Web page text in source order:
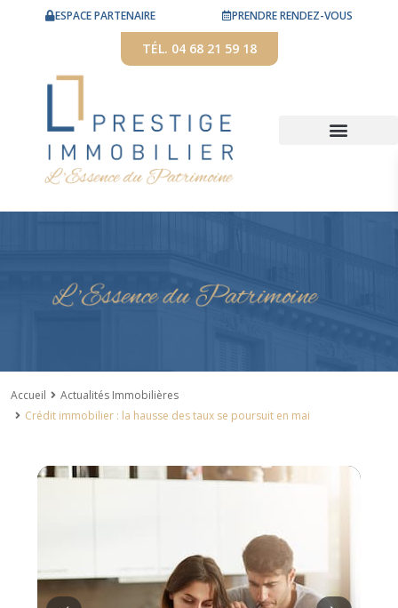
ESPACE PARTENAIRE PRENDRE RENDEZ-VOUS
TÉL. 04 68 21 59 18
Accueil
Actualités Immobilières
Crédit immobilier : la hausse des taux se poursuit en mai